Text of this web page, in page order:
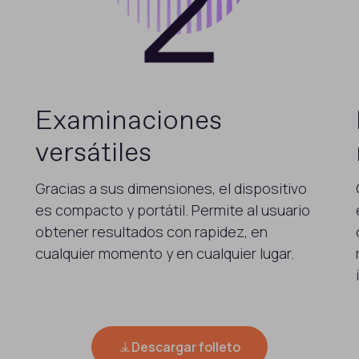
Examinaciones
versátiles
Gracias a sus dimensiones, el dispositivo
es compacto y portátil. Permite al usuario
obtener resultados con rapidez, en
cualquier momento y en cualquier lugar.
Descargar folleto